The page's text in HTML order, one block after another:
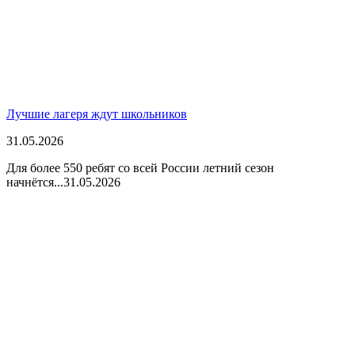
Лучшие лагеря ждут школьников
31.05.2026
Для более 550 ребят со всей России летний сезон
начнётся...31.05.2026